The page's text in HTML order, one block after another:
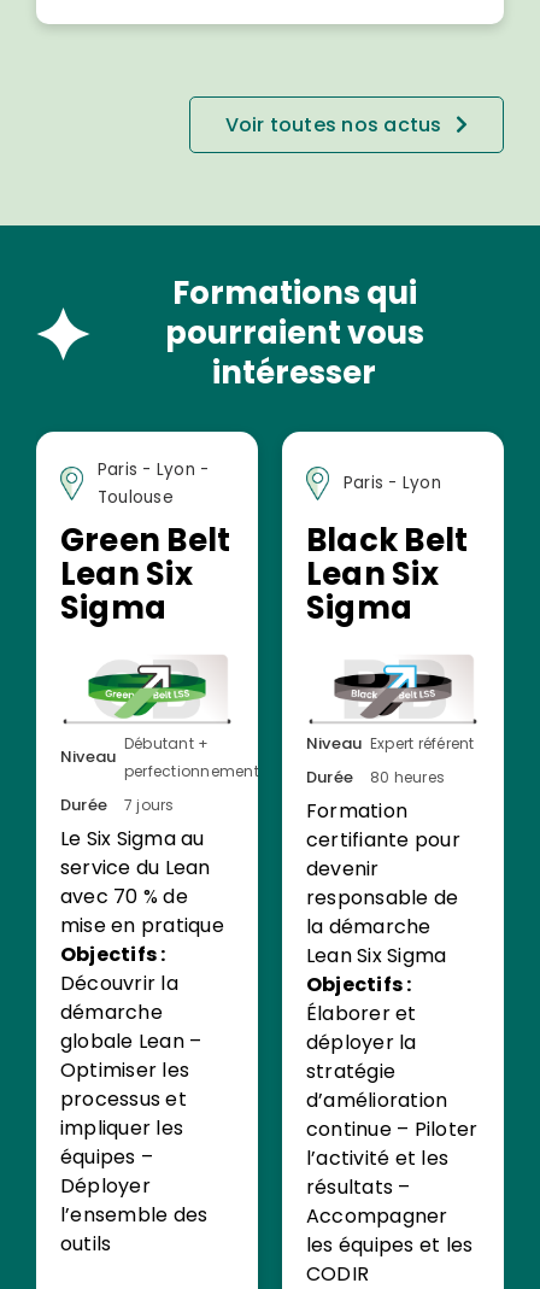
Voir toutes nos actus
Formations qui
pourraient vous
intéresser
Paris - Lyon -
Toulouse
Green Belt
Lean Six
Sigma
Niveau
Débutant +
perfectionnement
Durée 7 jours
Le Six Sigma au
service du Lean
avec 70 % de
mise en pratique
Objectifs :
Découvrir la
démarche
globale Lean –
Optimiser les
processus et
impliquer les
équipes –
Déployer
l’ensemble des
outils
Paris - Lyon
Black Belt
Lean Six
Sigma
Niveau Expert référent
Durée 80 heures
Formation
certifiante pour
devenir
responsable de
la démarche
Lean Six Sigma
Objectifs :
Élaborer et
déployer la
stratégie
d’amélioration
continue – Piloter
l’activité et les
résultats –
Accompagner
les équipes et les
CODIR